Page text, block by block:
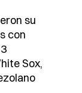
su
con
Sox,